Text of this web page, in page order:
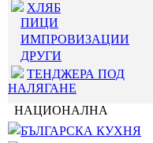
ХЛЯБ
ПИЦИ
ИМПРОВИЗАЦИИ
ДРУГИ
ТЕНДЖЕРА ПОД
НАЛЯГАНЕ
НАЦИОНАЛНА
БЪЛГАРСКА КУХНЯ